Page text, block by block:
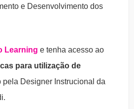
e Desenvolvimento dos
Learning e tenha acesso ao
para utilização de
pela Designer Instrucional da